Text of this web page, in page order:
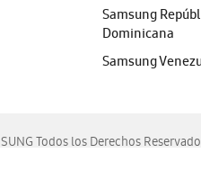
Samsung
Dominicana
Samsung
Todos los Derechos